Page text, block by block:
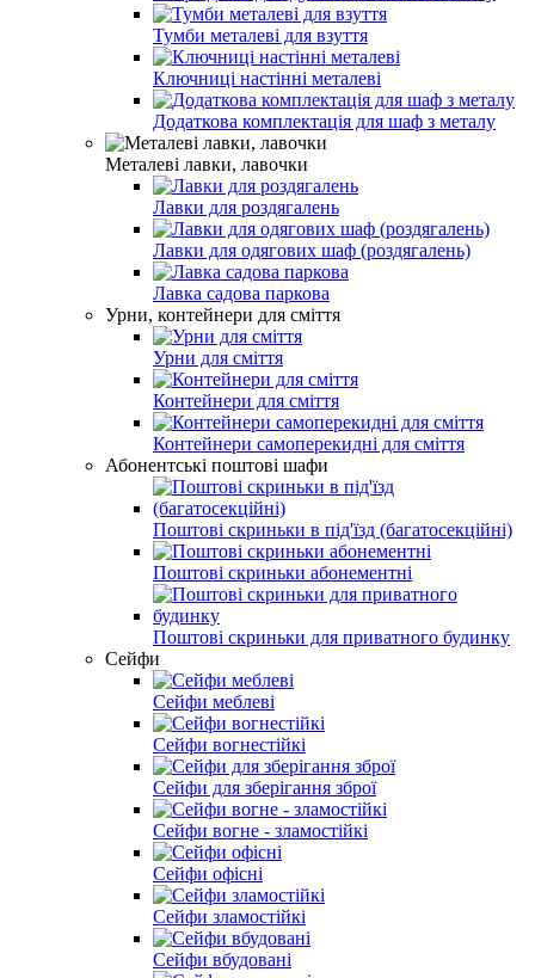
Тумби металеві для взуття
Ключниці настінні металеві
Додаткова комплектація для шаф з металу
Металеві лавки, лавочки
Лавки для роздягалень
Лавки для одягових шаф (роздягалень)
Лавка садова паркова
Урни, контейнери для сміття
Урни для сміття
Контейнери для сміття
Контейнери самоперекидні для сміття
Абонентські поштові шафи
Поштові скриньки в під'їзд (багатосекційні)
Поштові скриньки абонементні
Поштові скриньки для приватного будинку
Сейфи
Сейфи меблеві
Сейфи вогнестійкі
Сейфи для зберігання зброї
Сейфи вогне - зламостійкі
Сейфи офісні
Сейфи зламостійкі
Сейфи вбудовані